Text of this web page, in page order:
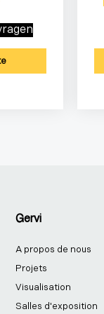
Gervi
A propos de nous
Projets
Visualisation
Salles d'exposition